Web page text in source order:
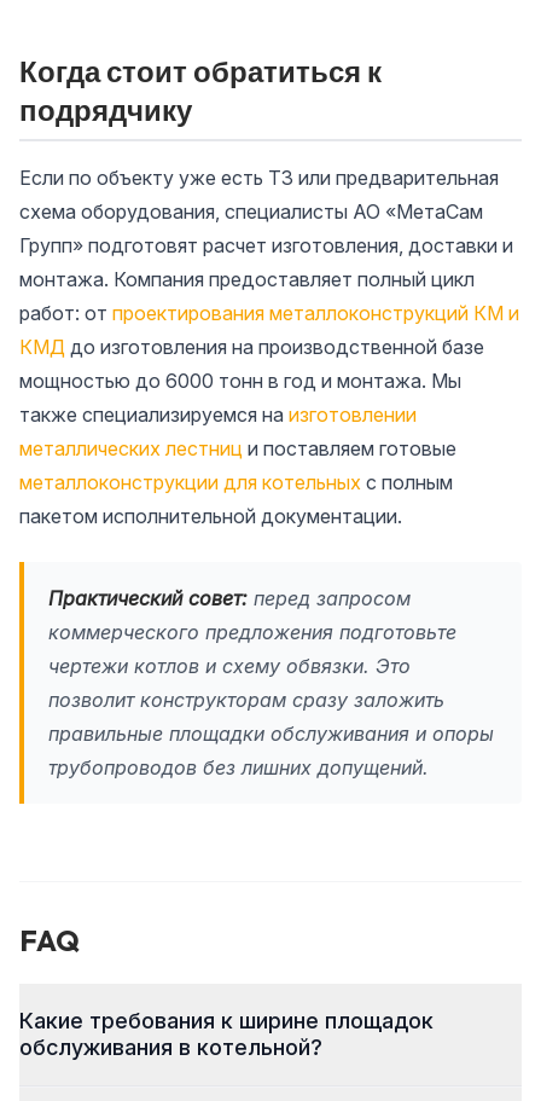
Когда стоит обратиться к
подрядчику
Если по объекту уже есть ТЗ или предварительная
схема оборудования, специалисты АО «МетаСам
Групп» подготовят расчет изготовления, доставки и
монтажа. Компания предоставляет полный цикл
работ: от проектирования металлоконструкций КМ и
КМД до изготовления на производственной базе
мощностью до 6000 тонн в год и монтажа. Мы
также специализируемся на изготовлении
металлических лестниц и поставляем готовые
металлоконструкции для котельных с полным
пакетом исполнительной документации.
Практический совет: перед запросом
коммерческого предложения подготовьте
чертежи котлов и схему обвязки. Это
позволит конструкторам сразу заложить
правильные площадки обслуживания и опоры
трубопроводов без лишних допущений.
FAQ
Какие требования к ширине площадок
обслуживания в котельной?